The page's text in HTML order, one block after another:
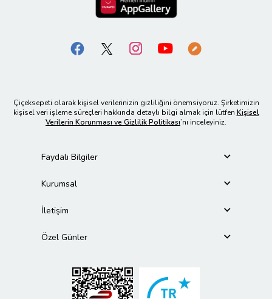
Çiçeksepeti olarak kişisel verilerinizin gizliliğini önemsiyoruz. Şirketimizin
kişisel veri işleme süreçleri hakkında detaylı bilgi almak için lütfen Kişisel
Verilerin Korunması ve Gizlilik Politikası’nı inceleyiniz.
Faydalı Bilgiler
Kurumsal
İletişim
Özel Günler